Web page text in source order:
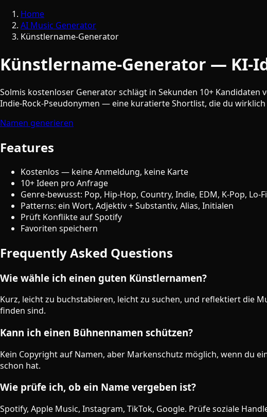
Home
AI Music Generator
Künstlername-Generator
Künstlername-Generator — KI-
Solmis kostenloser Generator schlägt in Sekunden 10+ Kandidaten
Indie-Rock-Pseudonymen — eine kuratierte Shortlist, die du
Namen generieren
Features
Kostenlos — keine Anmeldung, keine Karte
10+ Ideen pro Anfrage
Genre-bewusst: Pop, Hip-Hop, Country, Indie, EDM, K-Pop, Lo-Fi
Patterns: ein Wort, Adjektiv + Substantiv, Alias, Initialen
Prüft Konflikte auf Spotify
Favoriten speichern
Frequently Asked Questions
Wie wähle ich einen guten Künstlernamen?
Kurz, leicht zu buchstabieren, leicht zu suchen, und reflektiert die
finden sind.
Kann ich einen Bühnennamen schützen?
Kein Copyright auf Namen, aber Markenschutz möglich, wenn du
schon hat.
Wie prüfe ich, ob ein Name vergeben ist?
Spotify, Apple Music, Instagram, TikTok, Google. Prüfe soziale